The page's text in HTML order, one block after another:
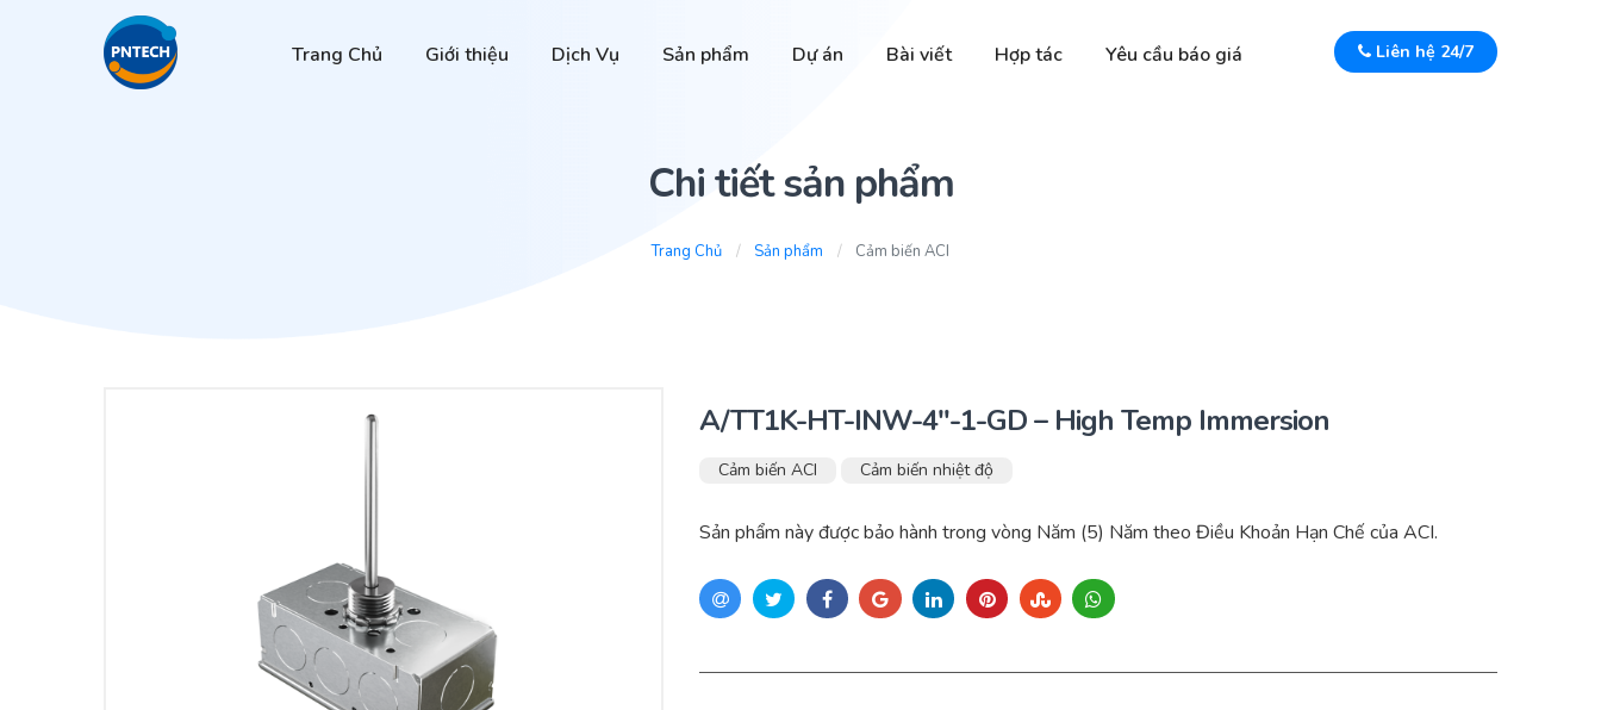
Trang Chủ Giới thiệu Dịch Vụ Sản phẩm Dự án Bài viết Hợp tác Yêu cầu báo giá Liên hệ 24/7
Chi tiết sản phẩm
Trang Chủ Sản phẩm Cảm biến ACI
A/TT1K-HT-INW-4″-1-GD – High Temp Immersion
Cảm biến ACI Cảm biến nhiệt độ
Sản phẩm này được bảo hành trong vòng Năm (5) Năm theo Điều Khoản Hạn Chế của ACI.